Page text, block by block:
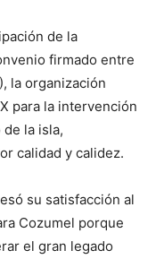
de la
firmado entre
la organización
para la intervención
la isla,
calidad y calidez.
su satisfacción al
Cozumel porque
el gran legado